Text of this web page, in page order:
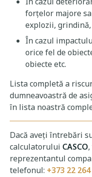
forțelor majore
explozii,
În cazul
orice fel de
obiecte etc.
Lista completă a
dumneavoastră de
în lista noastră
Dacă aveți întrebări
calculatorului CASCO
reprezentantul
telefonul: +373 22